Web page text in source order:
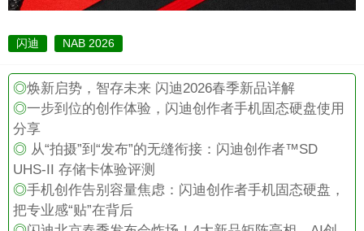
闪迪 NAB 2026
◎焕新启势，智存未来 闪迪2026春季新品详解
◎一步到位的创作体验，闪迪创作者手机固态硬盘使用
分享
◎ 从“拍摄”到“发布”的无缝衔接：闪迪创作者™SD
UHS-II 存储卡体验评测
◎手机创作告别容量焦虑：闪迪创作者手机固态硬盘，
把专业感“贴”在背后